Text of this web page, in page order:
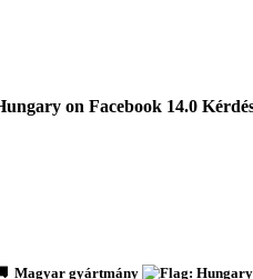
Magyar gyártmány